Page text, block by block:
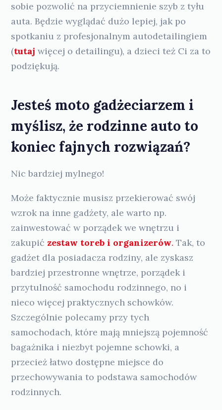
sobie pozwolić na przyciemnienie szyb z tyłu
auta. Będzie wyglądać dużo lepiej, jak po
spotkaniu z profesjonalnym autodetailingiem
(tutaj więcej o detailingu), a dzieci też Ci za to
podziękują.
Jesteś moto gadżeciarzem i
myślisz, że rodzinne auto to
koniec fajnych rozwiązań?
Nic bardziej mylnego!
Może faktycznie musisz przekierować swój
wzrok na inne gadżety, ale warto np.
zainwestować w porządek we wnętrzu i
zakupić zestaw toreb i organizerów. Tak, to
gadżet dla posiadacza rodziny, ale zyskasz
bardziej przestronne wnętrze, porządek i
przytulność samochodu rodzinnego, no i
nieco więcej praktycznych schowków.
Szczególnie polecamy przy tych
samochodach, które mają mniejszą pojemność
bagażnika i niezbyt pojemne schowki, a
przecież łatwo dostępne miejsce do
przechowywania to podstawa samochodów
rodzinnych.